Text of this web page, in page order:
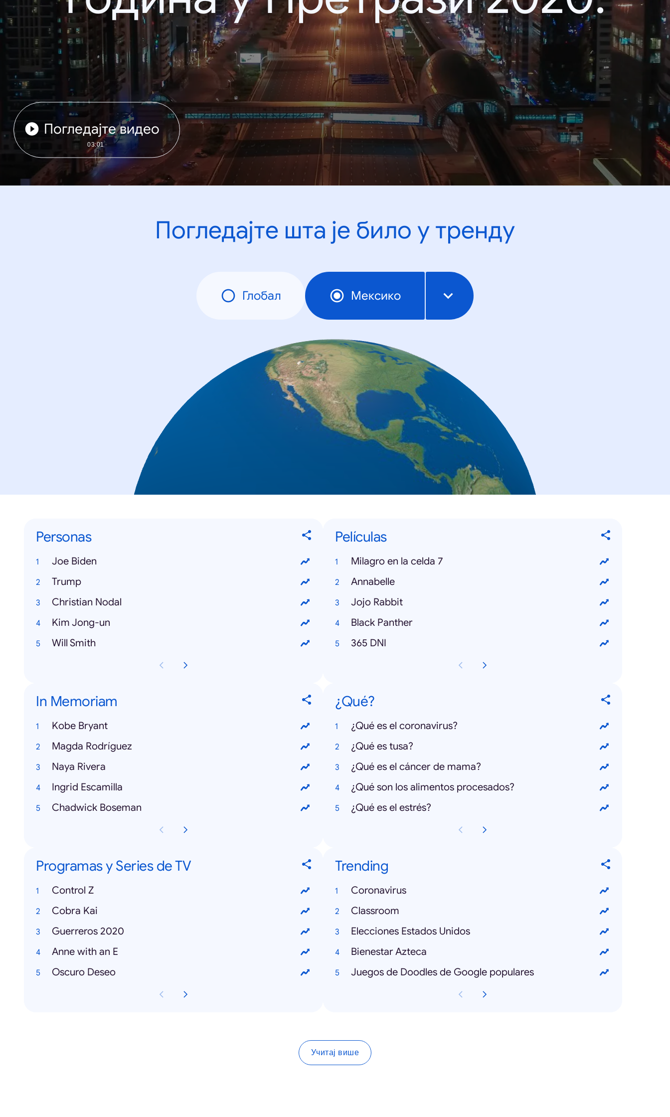
Погледајте видео
03:01
Погледајте шта је било у тренду
Глобал Мексико
Personas
Joe Biden
Trump
Christian Nodal
Kim Jong-un
Will Smith
Películas
Milagro en la celda 7
Annabelle
Jojo Rabbit
Black Panther
365 DNI
In Memoriam
Kobe Bryant
Magda Rodríguez
Naya Rivera
Ingrid Escamilla
Chadwick Boseman
¿Qué?
¿Qué es el coronavirus?
¿Qué es tusa?
¿Qué es el cáncer de mama?
¿Qué son los alimentos procesados?
¿Qué es el estrés?
Programas y Series de TV
Control Z
Cobra Kai
Guerreros 2020
Anne with an E
Oscuro Deseo
Trending
Coronavirus
Classroom
Elecciones Estados Unidos
Bienestar Azteca
Juegos de Doodles de Google populares
Учитај више